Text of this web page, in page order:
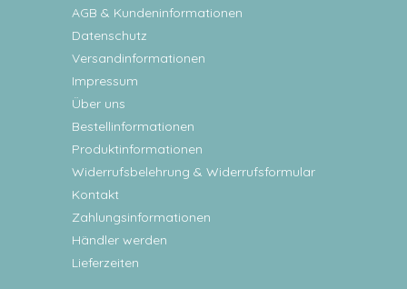
AGB & Kundeninformationen
Datenschutz
Versandinformationen
Impressum
Über uns
Bestellinformationen
Produktinformationen
Widerrufsbelehrung & Widerrufsformular
Kontakt
Zahlungsinformationen
Händler werden
Lieferzeiten